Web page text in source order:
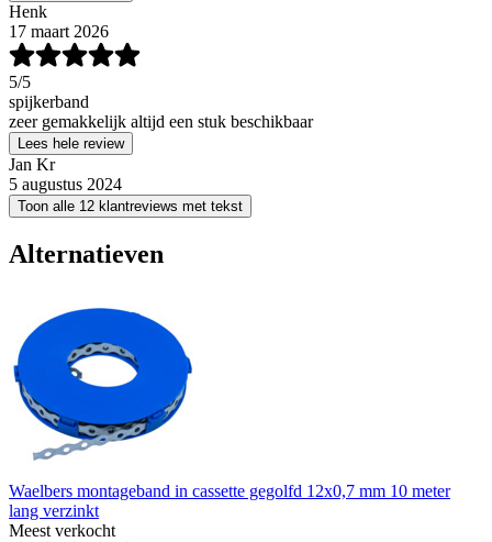
Henk
17 maart 2026
5/5
spijkerband
zeer gemakkelijk altijd een stuk beschikbaar
Lees hele review
Jan Kr
5 augustus 2024
Toon alle 12 klantreviews met tekst
Alternatieven
Waelbers montageband in cassette gegolfd 12x0,7 mm 10 meter
lang verzinkt
Meest verkocht